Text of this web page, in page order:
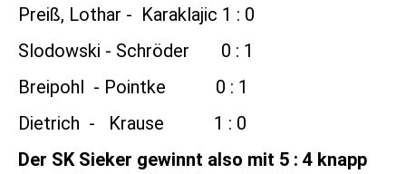
Preiß, Lothar - Karaklajic 1 : 0
Slodowski - Schröder 0 : 1
Breipohl - Pointke 0 : 1
Dietrich - Krause 1 : 0
Der SK Sieker gewinnt also mit 5 : 4 knapp